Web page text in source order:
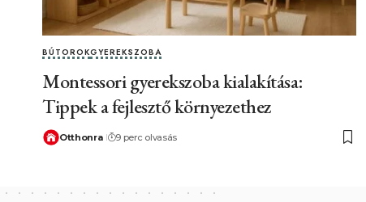
BÚTOROKGYEREKSZOBA
Montessori gyerekszoba kialakítása:
Tippek a fejlesztő környezethez
Otthonra 9 perc olvasás